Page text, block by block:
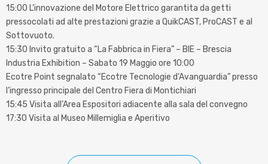
15:00 L’innovazione del Motore Elettrico garantita da getti
pressocolati ad alte prestazioni grazie a QuikCAST, ProCAST e al
Sottovuoto.
15:30 Invito gratuito a “La Fabbrica in Fiera” – BIE – Brescia
Industria Exhibition – Sabato 19 Maggio ore 10:00
Ecotre Point segnalato “Ecotre Tecnologie d’Avanguardia” presso
l’ingresso principale del Centro Fiera di Montichiari
15:45 Visita all’Area Espositori adiacente alla sala del convegno
17:30 Visita al Museo Millemiglia e Aperitivo